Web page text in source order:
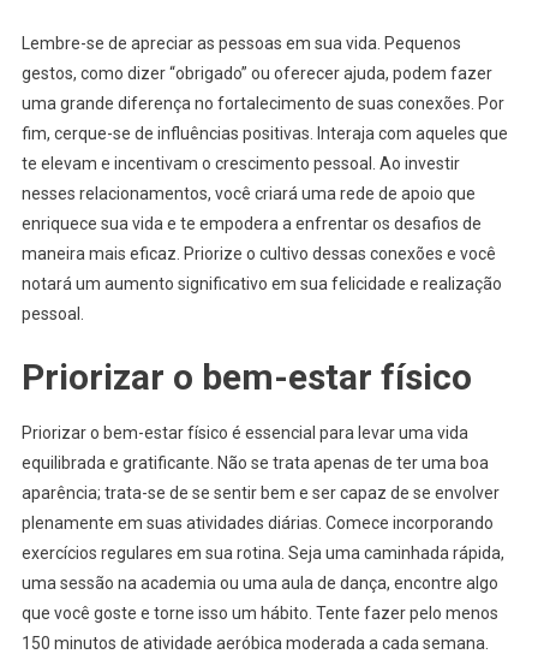
Lembre-se de apreciar as pessoas em sua vida. Pequenos
gestos, como dizer “obrigado” ou oferecer ajuda, podem fazer
uma grande diferença no fortalecimento de suas conexões. Por
fim, cerque-se de influências positivas. Interaja com aqueles que
te elevam e incentivam o crescimento pessoal. Ao investir
nesses relacionamentos, você criará uma rede de apoio que
enriquece sua vida e te empodera a enfrentar os desafios de
maneira mais eficaz. Priorize o cultivo dessas conexões e você
notará um aumento significativo em sua felicidade e realização
pessoal.
Priorizar o bem-estar físico
Priorizar o bem-estar físico é essencial para levar uma vida
equilibrada e gratificante. Não se trata apenas de ter uma boa
aparência; trata-se de se sentir bem e ser capaz de se envolver
plenamente em suas atividades diárias. Comece incorporando
exercícios regulares em sua rotina. Seja uma caminhada rápida,
uma sessão na academia ou uma aula de dança, encontre algo
que você goste e torne isso um hábito. Tente fazer pelo menos
150 minutos de atividade aeróbica moderada a cada semana.